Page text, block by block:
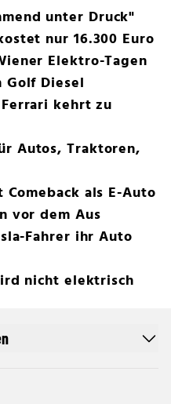
unter Druck"
nur 16.300 Euro
Elektro-Tagen
Golf Diesel
kehrt zu
Autos, Traktoren,
als E-Auto
vor dem Aus
Fahrer ihr Auto
nicht elektrisch